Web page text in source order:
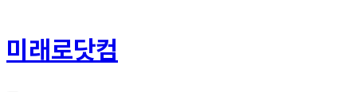
텐
츠
미래로닷컴